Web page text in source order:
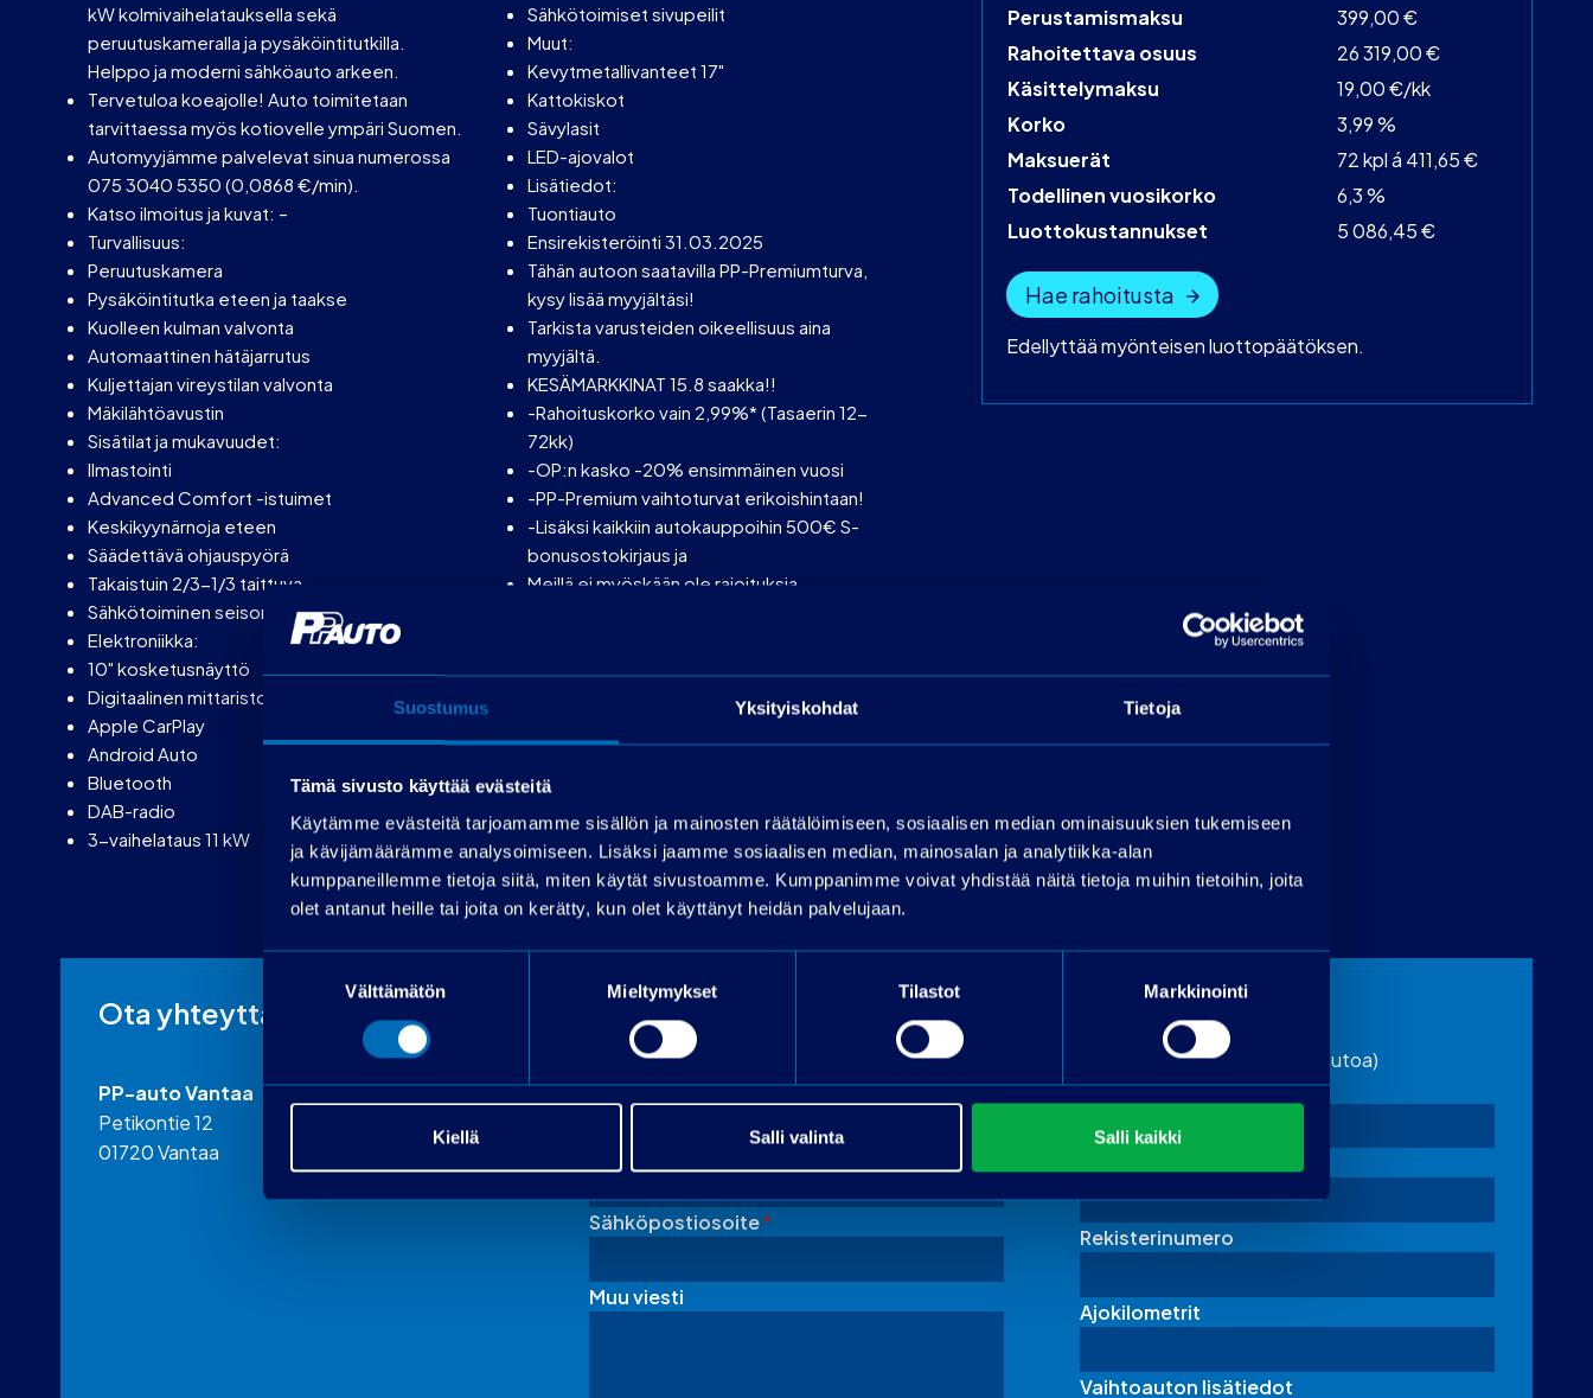
Suostumus Yksityiskohdat Tietoja
Tämä sivusto käyttää evästeitä
Käytämme evästeitä tarjoamamme sisällön ja mainosten räätälöimiseen, sosiaalisen median ominaisuuksien tukemiseen
ja kävijämäärämme analysoimiseen. Lisäksi jaamme sosiaalisen median, mainosalan ja analytiikka-alan
kumppaneillemme tietoja siitä, miten käytät sivustoamme. Kumppanimme voivat yhdistää näitä tietoja muihin tietoihin, joita
olet antanut heille tai joita on kerätty, kun olet käyttänyt heidän palvelujaan.
Suostumuksen
Välttämätön Mieltymykset Tilastot Markkinointi
Kiellä Salli valinta Salli kaikki
kW kolmivaihelatauksella sekä
peruutuskameralla ja pysäköintitutkilla.
Helppo ja moderni sähköauto arkeen.
Tervetuloa koeajolle! Auto toimitetaan
tarvittaessa myös kotiovelle ympäri Suomen.
Automyyjämme palvelevat sinua numerossa
075 3040 5350 (0,0868 €/min).
Katso ilmoitus ja kuvat: –
Turvallisuus:
Peruutuskamera
Pysäköintitutka eteen ja taakse
Kuolleen kulman valvonta
Automaattinen hätäjarrutus
Kuljettajan vireystilan valvonta
Mäkilähtöavustin
Sisätilat ja mukavuudet:
Ilmastointi
Advanced Comfort -istuimet
Keskikyynärnoja eteen
Säädettävä ohjauspyörä
Takaistuin 2/3-1/3 taittuva
Sähkötoiminen seisontajarru
Elektroniikka:
10" kosketusnäyttö
Digitaalinen mittaristo
Apple CarPlay
Android Auto
Bluetooth
DAB-radio
3-vaihelataus 11 kW
Sähkötoimiset sivupeilit
Muut:
Kevytmetallivanteet 17"
Kattokiskot
Sävylasit
LED-ajovalot
Lisätiedot:
Tuontiauto
Ensirekisteröinti 31.03.2025
Tähän autoon saatavilla PP-Premiumturva,
kysy lisää myyjältäsi!
Tarkista varusteiden oikeellisuus aina
myyjältä.
KESÄMARKKINAT 15.8 saakka!!
-Rahoituskorko vain 2,99%* (Tasaerin 12-
72kk)
-OP:n kasko -20% ensimmäinen vuosi
-PP-Premium vaihtoturvat erikoishintaan!
-Lisäksi kaikkiin autokauppoihin 500€ S-
bonusostokirjaus ja
Meillä ei myöskään ole rajoituksia
OP-Rahoitus
Toimitus onnistuu sopimuksen mukaan ympäri
Perustamismaksu
399,00 €
Rahoitettava osuus
26 319,00 €
Käsittelymaksu
19,00 €/kk
Korko
3,99 %
Maksuerät
72 kpl á 411,65 €
Todellinen vuosikorko
6,3 %
Luottokustannukset
5 086,45 €
Hae rahoitusta
Edellyttää myönteisen luottopäätöksen.
Ota yhteyttä
PP-auto Vantaa
Petikontie 12
01720 Vantaa
Pyydä tarjous
Sähköpostiosoite*
Muu viesti
Vaihtoauton tiedot
(täytä jos tarjoat vaihdossa autoa)
Merkki
Rekisterinumero
Ajokilometrit
Vaihtoauton lisätiedot